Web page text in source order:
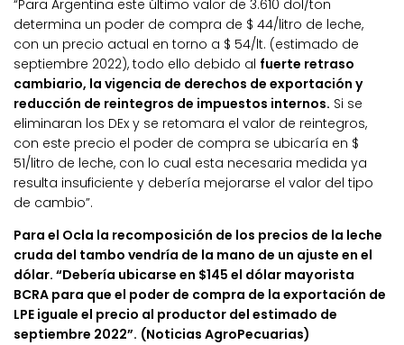
“Para Argentina este último valor de 3.610 dol/ton
determina un poder de compra de $ 44/litro de leche,
con un precio actual en torno a $ 54/lt. (estimado de
septiembre 2022), todo ello debido al fuerte retraso
cambiario, la vigencia de derechos de exportación y
reducción de reintegros de impuestos internos. Si se
eliminaran los DEx y se retomara el valor de reintegros,
con este precio el poder de compra se ubicaría en $
51/litro de leche, con lo cual esta necesaria medida ya
resulta insuficiente y debería mejorarse el valor del tipo
de cambio”.
Para el Ocla la recomposición de los precios de la leche
cruda del tambo vendría de la mano de un ajuste en el
dólar. “Debería ubicarse en $145 el dólar mayorista
BCRA para que el poder de compra de la exportación de
LPE iguale el precio al productor del estimado de
septiembre 2022”. (Noticias AgroPecuarias)